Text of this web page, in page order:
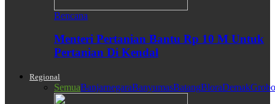
Bencana
Menteri Pertanian Bantu Rp 10 M Untuk
Pertanian Di Kendal
Regional
SemuaBanjarnegaraBanyumasBatangBloraDemak